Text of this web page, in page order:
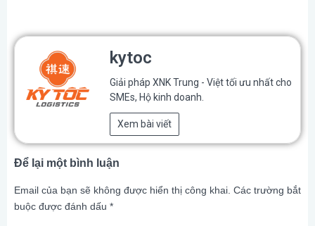
kytoc
Giải pháp XNK Trung - Việt tối ưu nhất cho
SMEs, Hộ kinh doanh.
Xem bài viết
Để lại một bình luận
Email của bạn sẽ không được hiển thị công khai. Các trường bắt
buộc được đánh dấu *